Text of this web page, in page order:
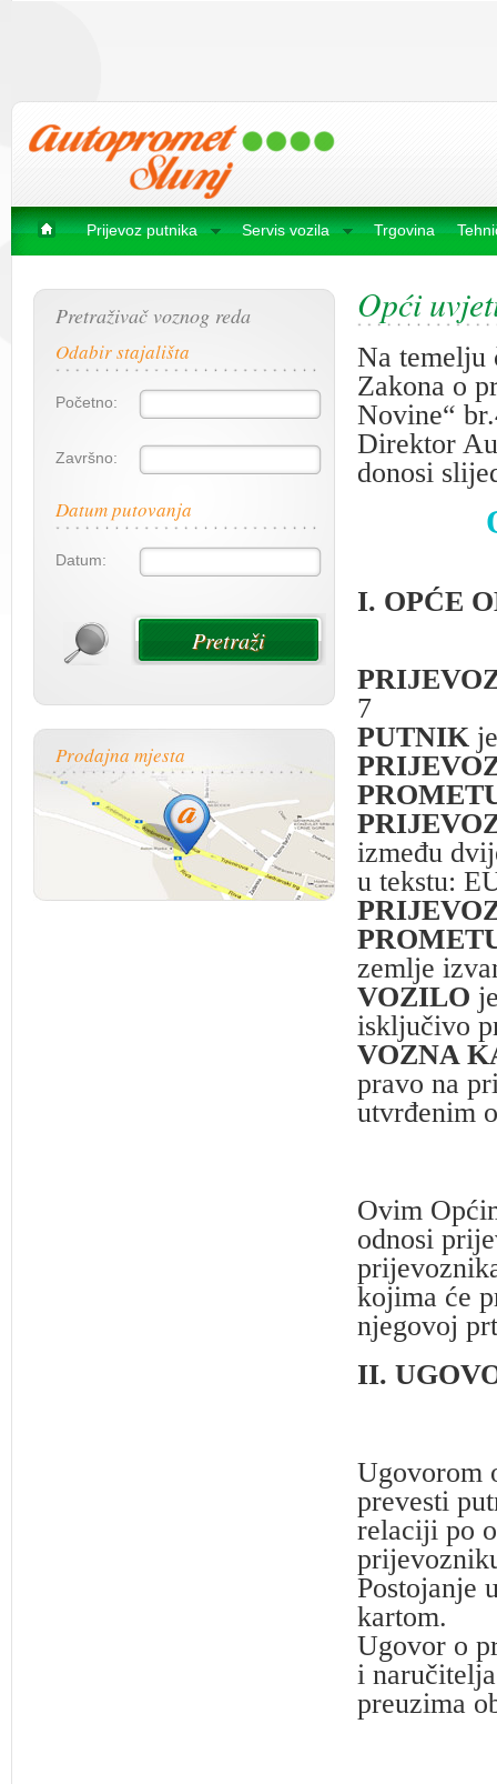
Prijevoz putnika Servis vozila Trgovina
Pretraživač voznog reda
Odabir stajališta
Početno:
Završno:
Datum putovanja
Datum:
Prodajna mjesta
Opći
Na temelju
Zakona o
Novine“
Direktor
donosi
I. OPĆE
7
PUTNIK
između
u tekstu:
zemlje
VOZILO
isključivo
VOZNA
pravo na
utvrđenim
Ovim
odnosi
kojima će
njegovoj
II.
Ugovorom
prevesti
relaciji po
Postojanje
kartom.
Ugovor o
i
preuzima